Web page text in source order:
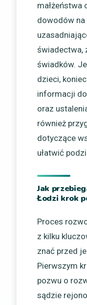
małżeństwa
dowodów
świadectwa,
świadków.
dzieci,
informacji
oraz
również
dotyczące
ułatwić
Jak
Łodzi krok
Proces
z kilku
znać przed
Pierwszym
pozwu o
sądzie